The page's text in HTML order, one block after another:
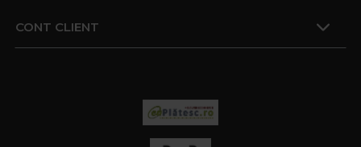
CONT CLIENT